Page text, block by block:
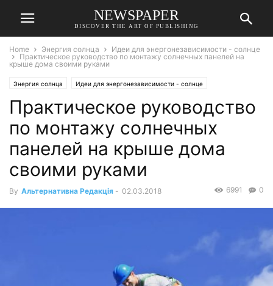
NEWSPAPER
DISCOVER THE ART OF PUBLISHING
Home Энергия солнца
Идеи для энергонезависимости - солнце
Практическое руководство по монтажу солнечных панелей на
крыше дома своими руками
Энергия солнца Идеи для энергонезависимости - солнце
Практическое руководство
по монтажу солнечных
панелей на крыше дома
своими руками
By Альтернативна Редакція - 02.03.2018 0
6991